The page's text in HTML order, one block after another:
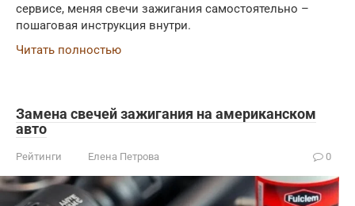
сервисе, меняя свечи зажигания самостоятельно –
пошаговая инструкция внутри.
Читать полностью
Замена свечей зажигания на американском
авто
Рейтинги Елена Петрова 0